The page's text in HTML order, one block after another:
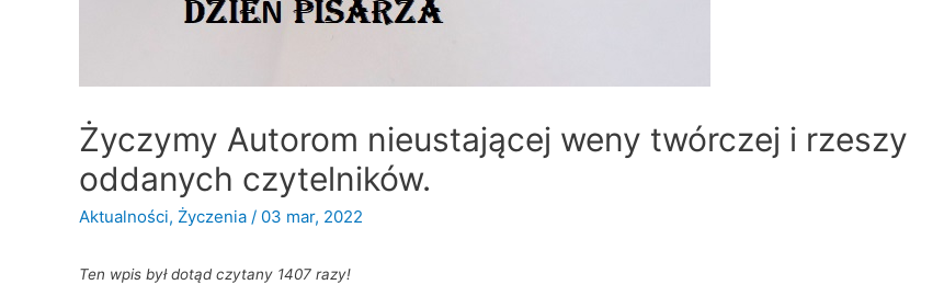
Życzymy Autorom nieustającej weny twórczej i rzeszy
oddanych czytelników.
Aktualności, Życzenia / 03 mar, 2022
Ten wpis był dotąd czytany 1407 razy!